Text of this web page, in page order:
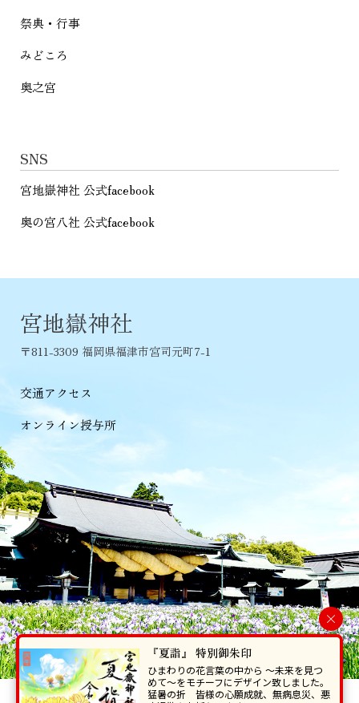
祭典・行事
みどころ
奥之宮
SNS
宮地嶽神社 公式facebook
奥の宮八社 公式facebook
宮地嶽神社
〒811-3309 福岡県福津市宮司元町7-1
交通アクセス
オンライン授与所
当ホームページで掲載の写真・イラスト等を無断で転写･複製することを
×
『夏詣』 特別御朱印
ひまわりの花言葉の中から 〜未来を見つ
めて〜をモチーフにデザイン致しました。
猛暑の折 皆様の心願成就、無病息災、悪